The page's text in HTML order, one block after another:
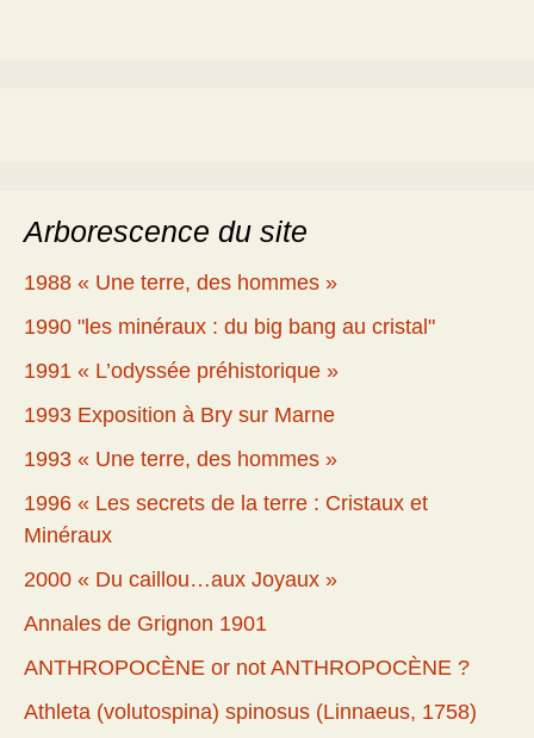
Arborescence du site
1988 « Une terre, des hommes »
1990 "les minéraux : du big bang au cristal"
1991 « L’odyssée préhistorique »
1993 Exposition à Bry sur Marne
1993 « Une terre, des hommes »
1996 « Les secrets de la terre : Cristaux et
Minéraux
2000 « Du caillou…aux Joyaux »
Annales de Grignon 1901
ANTHROPOCÈNE or not ANTHROPOCÈNE ?
Athleta (volutospina) spinosus (Linnaeus, 1758)